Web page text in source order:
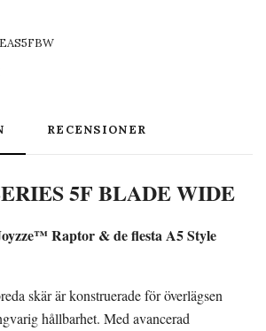
RECENSIONER
5F BLADE WIDE
Raptor & de flesta A5 Style
skär är konstruerade för överlägsen
hållbarhet. Med avancerad